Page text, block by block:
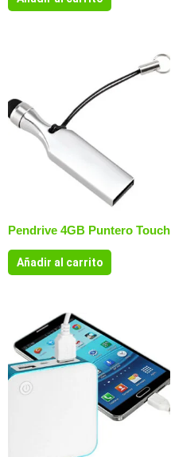
Pendrive 4GB Puntero Touch
Añadir al carrito